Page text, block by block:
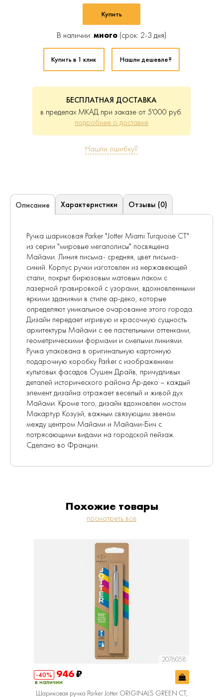
Купить
В наличии: много (срок: 2-3 дня)
Купить в 1 клик Нашли дешевле?
БЕСПЛАТНАЯ ДОСТАВКА
в пределах МКАД при заказе от 5'000 руб.
подробнее о доставке
Нашли ошибку?
Описание Характеристики Отзывы (0)
Ручка шариковая Parker "Jotter Miami Turquoise CT"
из серии "мировые мегаполисы" посвящена
Майами. Линия письма- средняя, цвет письма-
синий. Корпус ручки изготовлен из нержавеющей
стали, покрыт бирюзовым матовым лаком с
лазерной гравировкой с узорами, вдохновленными
яркими зданиями в стиле ар-деко, которые
определяют уникальное очарование этого города.
Дизайн передает игривую и красочную сущность
архитектуры Майами с ее пастельными оттенками,
геометрическими формами и смелыми линиями.
Ручка упакована в оригинальную картонную
подарочную коробку Parker с изображением
культовых фасадов Оушен Драйв, причудливых
деталей исторического района Ар-деко – каждый
элемент дизайна отражает веселый и живой дух
Майами. Кроме того, дизайн вдохновлен мостом
Макартур Козуэй, важным связующим звеном
между центром Майами и Майами-Бич с
потрясающими видами на городской пейзаж.
Сделано во Франции.
Похожие товары
посмотреть все
2076058
-40% 946₽
в наличии
Шариковая ручка Parker Jotter ORIGINALS GREEN CT,